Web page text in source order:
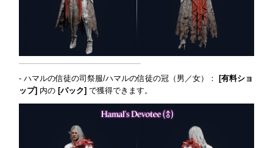
- ハマルの信徒の司祭服/ハマルの信徒の冠（男／女）：
[有料ショ
ップ] 内の [パック] で獲得できます。